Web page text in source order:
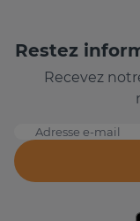
Restez
Recevez
Adresse e-mail